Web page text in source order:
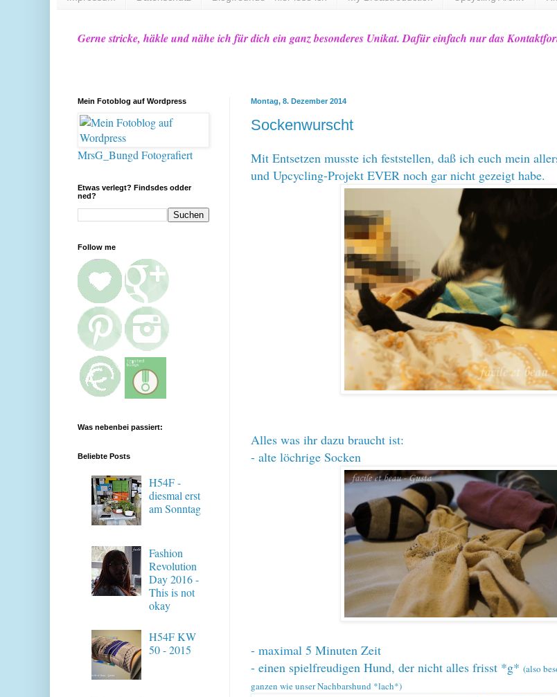
Gerne stricke, häkle und nähe ich für dich ein ganz besonderes Unikat. Dafür einfach nur das
Montag, 8. Dezember 2014
Sockenwurscht
Mit Entsetzen musste ich feststellen, daß ich euch mein
und Upcycling-Projekt EVER noch gar nicht gezeigt habe.
Alles was ihr dazu braucht ist:
- alte löchrige Socken
- maximal 5 Minuten Zeit
- einen spielfreudigen Hund, der nicht alles frisst *g* (also
ganzen wie unser Nachbarshund *lach*)
Mein Fotoblog auf Wordpress
MrsG_Bungd Fotografiert
Etwas verlegt? Findsdes odder
ned?
Follow me
Was nebenbei passiert:
Beliebte Posts
H54F -
diesmal erst
am Sonntag
Fashion
Revolution
Day 2016 -
This is not
okay
H54F KW
50 - 2015